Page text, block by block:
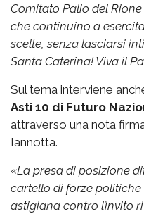
Comitato Palio del
che continuino a
scelte, senza lasciarsi
Santa Caterina! Viva il
Sul tema interviene
Asti 10 di Futuro
attraverso una nota
Iannotta.
«La presa di posizione
cartello di forze
astigiana contro l’invito